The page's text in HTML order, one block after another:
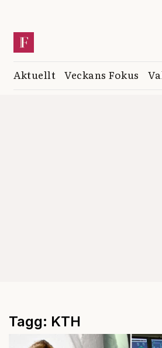
Aktuellt Veckans Fokus
Tagg: KTH